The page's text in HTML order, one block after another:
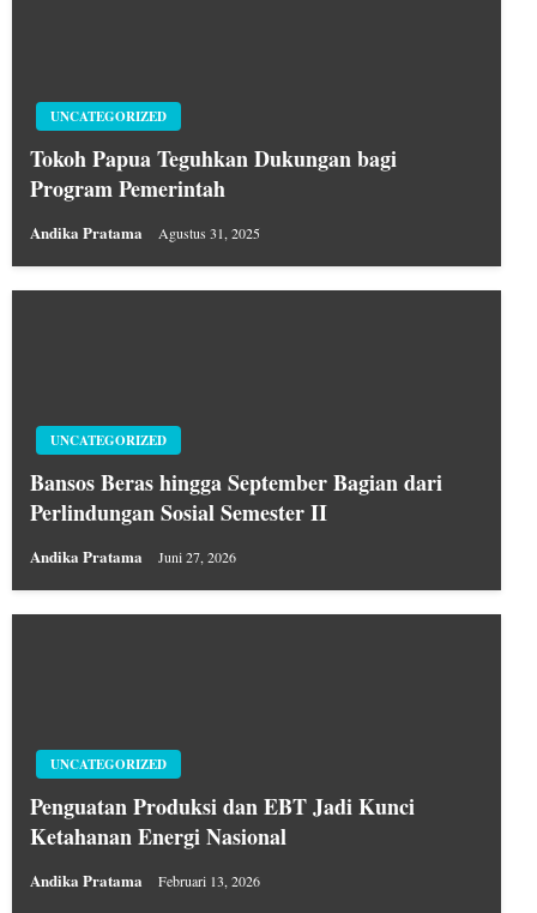
UNCATEGORIZED
Tokoh Papua Teguhkan Dukungan bagi
Program Pemerintah
Andika Pratama Agustus 31, 2025
UNCATEGORIZED
Bansos Beras hingga September Bagian dari
Perlindungan Sosial Semester II
Andika Pratama Juni 27, 2026
UNCATEGORIZED
Penguatan Produksi dan EBT Jadi Kunci
Ketahanan Energi Nasional
Andika Pratama Februari 13, 2026